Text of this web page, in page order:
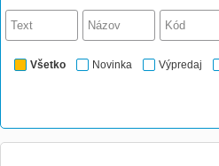
Všetko Novinka Výpredaj